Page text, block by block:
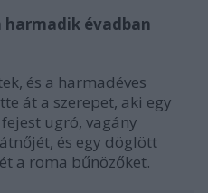
harmadik évadban
és a harmadéves
át a szerepet, aki egy
ugró, vagány
és egy döglött
a roma bűnözőket.